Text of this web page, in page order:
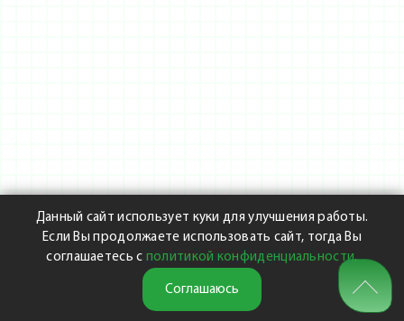
Данный сайт использует куки для улучшения работы.
Если Вы продолжаете использовать сайт, тогда Вы
соглашаетесь с политикой конфиденциальности.
Соглашаюсь